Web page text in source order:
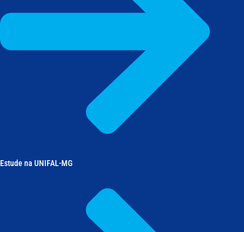
Estude na UNIFAL-MG